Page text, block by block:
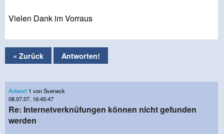
Vielen Dank im Vorraus
« Zurück Antworten!
Antwort 1 von Sveneck
08.07.07, 16:45:47
Re: Internetverknüfungen können nicht gefunden
werden